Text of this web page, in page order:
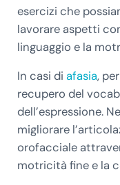
esercizi che
lavorare aspetti
linguaggio e la
In casi di afasia,
recupero del
dell’espressione.
migliorare
orofacciale
motricità fine e la